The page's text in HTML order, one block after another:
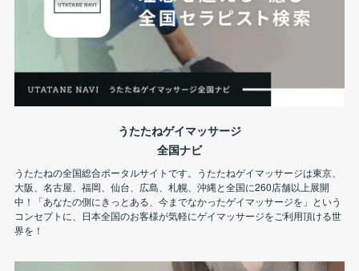
うたたねゲイマッサージ
全国ナビ
うたたねの全国総合ポータルサイトです。うたたねゲイマッサージは東京、
大阪、名古屋、福岡、仙台、広島、札幌、沖縄と全国に260店舗以上展開
中！「あなたの側にきっとある、今までなかったゲイマッサージを」という
コンセプトに、日本全国のお客様が気軽にゲイマッサージをご利用頂ける世
界を！